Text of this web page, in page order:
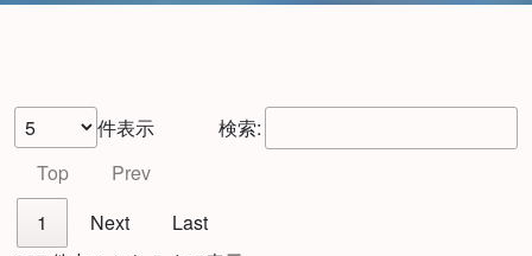
件表示
検索:
Top
Prev
1
Next
Last